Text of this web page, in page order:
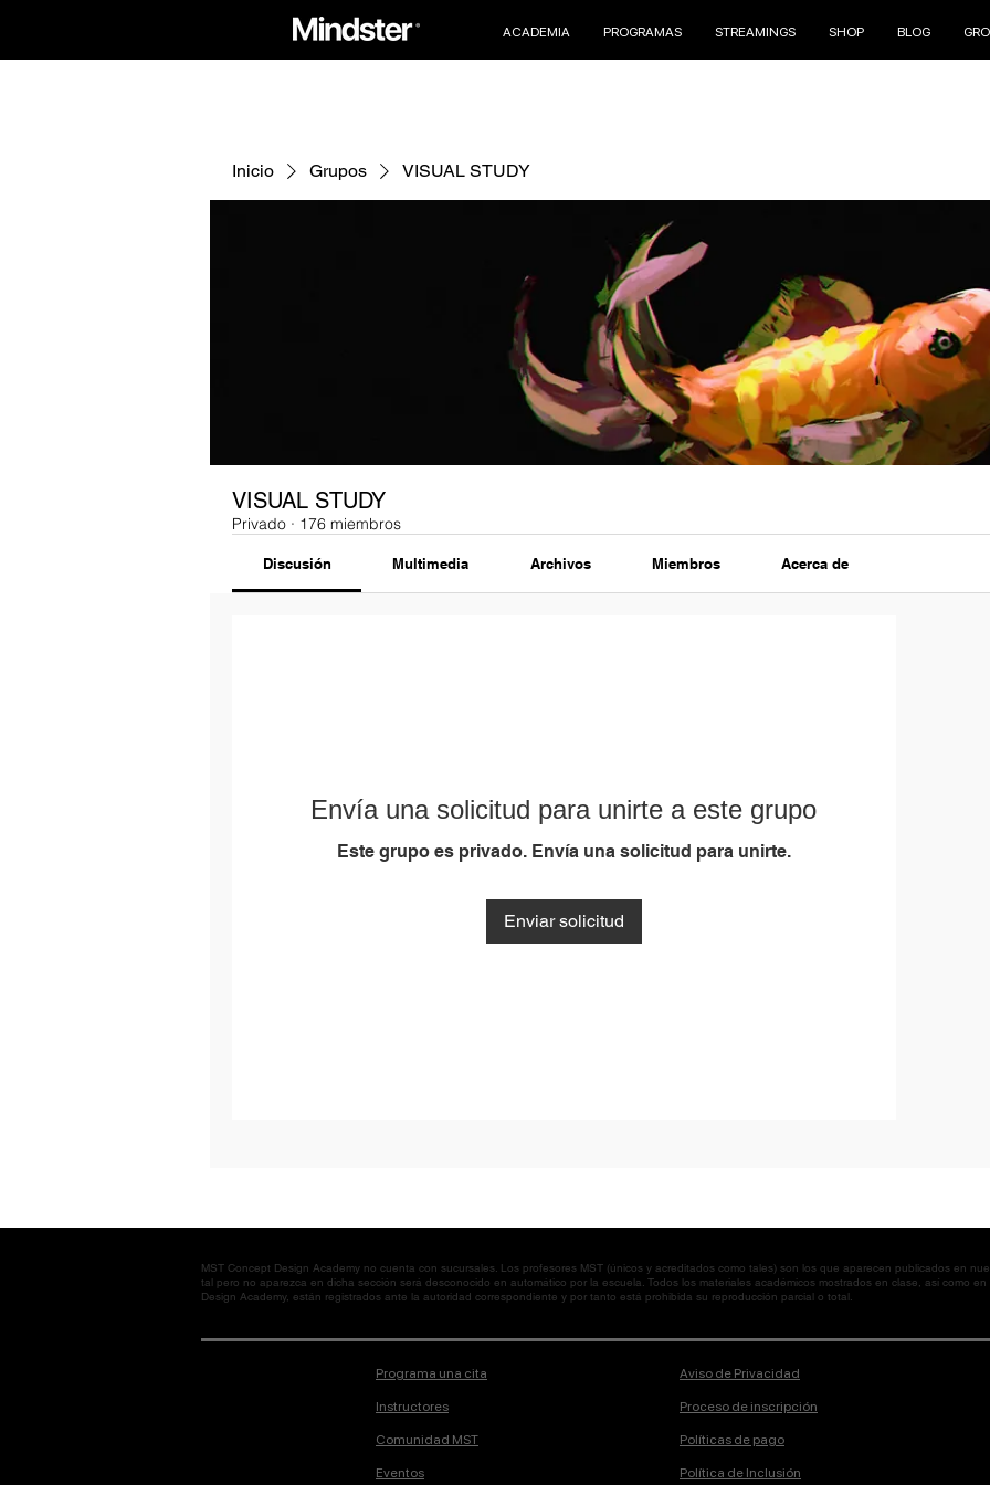
ACADEMIA PROGRAMAS STREAMINGS SHOP BLOG
Inicio Grupos VISUAL STUDY
VISUAL STUDY
Privado · 176 miembros
Discusión Multimedia Archivos Miembros Acerca de
Envía una solicitud para unirte a este grupo
Este grupo es privado. Envía una solicitud para unirte.
Enviar solicitud
MST Concept Design Academy no cuenta con sucursales. Los profesores MST (únicos y acreditados como tales) son los que aparecen publicados en
tal pero no aparezca en dicha sección será desconocido en automático por la escuela. Todos los materiales académicos mostrados en clase, así como
Design Academy, están registrados ante la autoridad correspondiente y por tanto está prohibida su reproducción parcial o total.
Programa una cita
Instructores
Comunidad MST
Eventos
Aviso de Privacidad
Proceso de inscripción
Políticas de pago
Política de Inclusión